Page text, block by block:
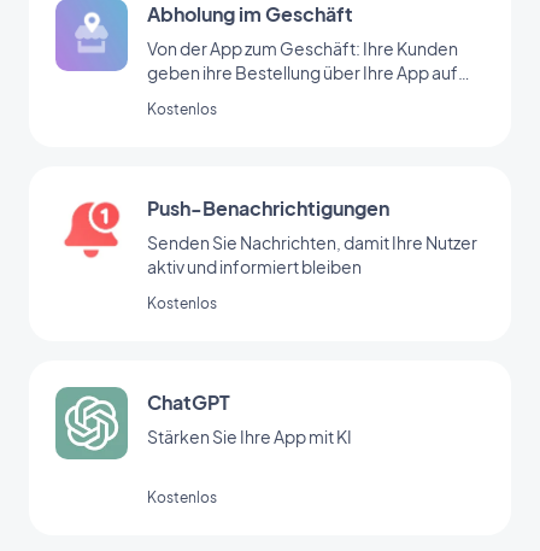
Abholung im Geschäft
Von der App zum Geschäft: Ihre Kunden
geben ihre Bestellung über Ihre App auf
abzuholen.
Kostenlos
Push-Benachrichtigungen
Senden Sie Nachrichten, damit Ihre Nutzer
aktiv und informiert bleiben
Kostenlos
ChatGPT
Stärken Sie Ihre App mit KI
Kostenlos